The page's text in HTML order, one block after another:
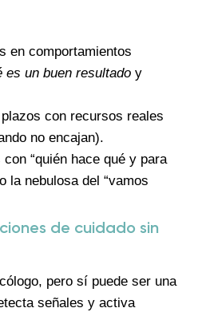
en comportamientos
es un buen resultado y
con recursos reales
no encajan).
“quién hace qué y para
la nebulosa del “vamos
de cuidado sin
pero sí puede ser una
señales y activa